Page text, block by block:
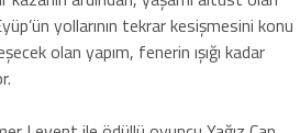
yollarının tekrar kesişmesini konu
olan yapım, fenerin ışığı kadar